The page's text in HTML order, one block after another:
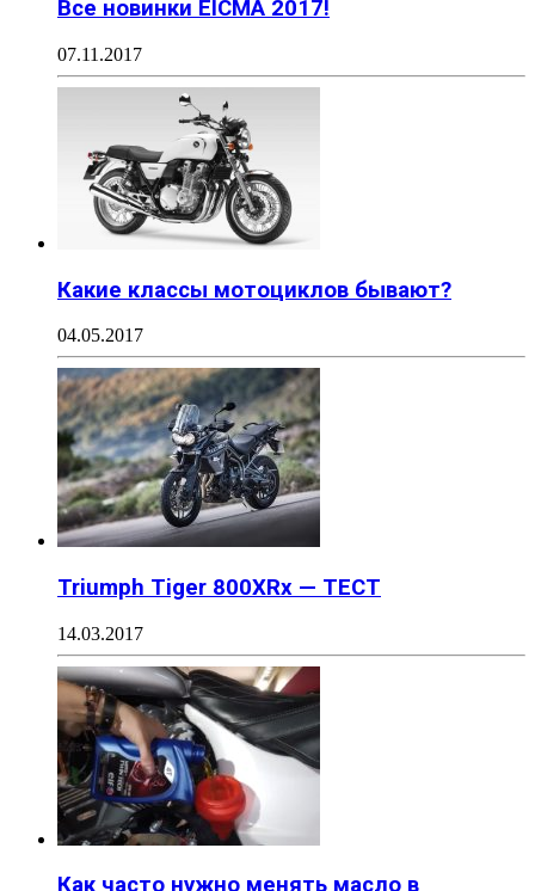
Все новинки EICMA 2017!
07.11.2017
Какие классы мотоциклов бывают?
04.05.2017
Triumph Tiger 800XRx — ТЕСТ
14.03.2017
Как часто нужно менять масло в